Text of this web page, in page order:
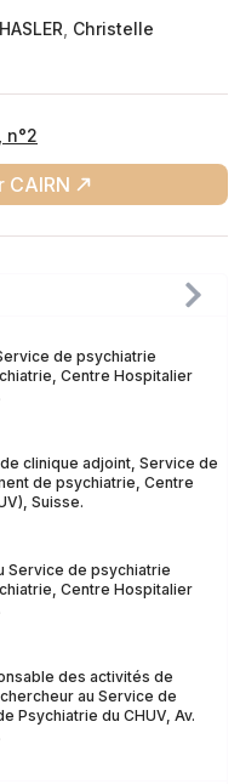
Christelle
n°2
CAIRN
de psychiatrie
Centre Hospitalier
clinique adjoint, Service de
de psychiatrie, Centre
Suisse.
Service de psychiatrie
Centre Hospitalier
des activités de
au Service de
Psychiatrie du CHUV, Av.